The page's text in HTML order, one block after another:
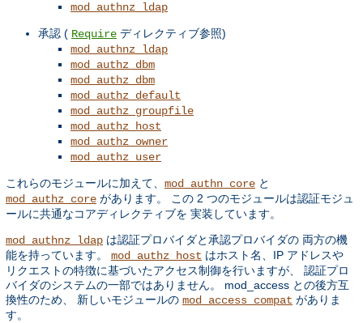
mod_authnz_ldap
承認 ( Require ディレクティブ参照)
mod_authnz_ldap
mod_authz_dbm
mod_authz_dbm
mod_authz_default
mod_authz_groupfile
mod_authz_host
mod_authz_owner
mod_authz_user
これらのモジュールに加えて、 mod_authn_core と
mod_authz_core があります。 この 2 つのモジュールは認証モジュ
ールに共通なコアディレクティブを 実装しています。
mod_authnz_ldap は認証プロバイダと承認プロバイダの 両方の機
能を持っています。 mod_authz_host はホスト名、IP アドレスや
リクエストの特徴に基づいたアクセス制御を行いますが、 認証プロ
バイダのシステムの一部ではありません。 mod_access との後方互
換性のため、 新しいモジュールの mod_access_compat がありま
す。